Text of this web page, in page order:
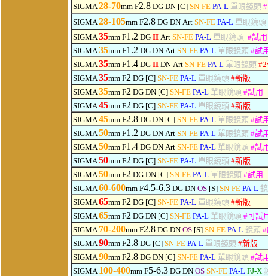
SIGMA28-70mm F2.8 DG DN [C] SN-FEPA-L單眼鏡頭 #
SIGMA28-105mm F2.8 DG DN Art SN-FEPA-L單眼鏡頭
SIGMA35mm F1.2 DG II Art SN-FEPA-L單眼鏡頭 #試用
SIGMA35mm F1.2 DG DN Art SN-FEPA-L單眼鏡頭 #試
SIGMA35mm F1.4 DG II DN Art SN-FEPA-L單眼鏡頭 #2
SIGMA35mm F2 DG [C] SN-FEPA-L單眼鏡頭#新版
SIGMA35mm F2 DG DN [C] SN-FEPA-L單眼鏡頭 #試用
SIGMA45mm F2 DG [C] SN-FEPA-L單眼鏡頭#新版
SIGMA45mm F2.8 DG DN [C] SN-FEPA-L單眼鏡頭 #試
SIGMA50mm F1.2 DG DN Art SN-FEPA-L單眼鏡頭 #試
SIGMA50mm F1.4 DG DN Art SN-FEPA-L單眼鏡頭 #試
SIGMA50mm F2 DG [C] SN-FEPA-L單眼鏡頭#新版
SIGMA50mm F2 DG DN [C] SN-FEPA-L單眼鏡頭 #試用
SIGMA60-600mm F4.5-6.3 DG DN OS [S] SN-FEPA-L
SIGMA65mm F2 DG [C] SN-FEPA-L單眼鏡頭#新版
SIGMA65mm F2 DG DN [C] SN-FEPA-L單眼鏡頭 #可試
SIGMA70-200mm F2.8 DG DNOS [S] SN-FEPA-L鏡頭 #
SIGMA90mm F2.8 DG [C] SN-FEPA-L單眼鏡頭#新版
SIGMA90mm F2.8 DG DN [C] SN-FEPA-L單眼鏡頭 #試
SIGMA100-400mm F5-6.3 DG DN OS SN-FEPA-L FJ-X